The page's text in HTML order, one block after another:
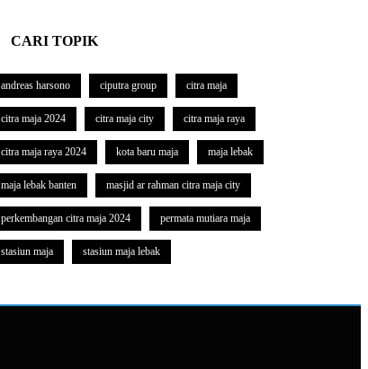
CARI TOPIK
andreas harsono ciputra group citra maja
citra maja 2024 citra maja city citra maja raya
citra maja raya 2024 kota baru maja maja lebak
maja lebak banten masjid ar rahman citra maja city
perkembangan citra maja 2024 permata mutiara maja
stasiun maja stasiun maja lebak